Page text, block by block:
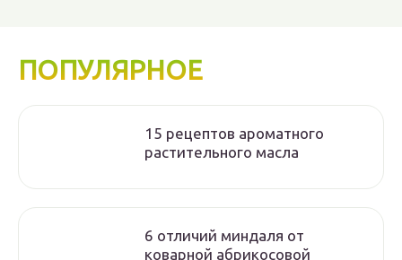
ПОПУЛЯРНОЕ
15 рецептов ароматного
растительного масла
6 отличий миндаля от
коварной абрикосовой